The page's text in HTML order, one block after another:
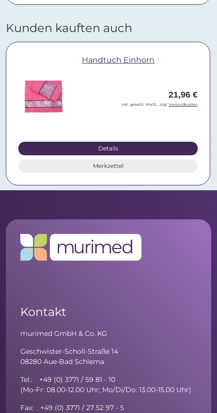
Kunden kauften auch
Handtuch Einhorn
21,96 €
inkl. gesetzl. MwSt., zzgl. Versandkosten
Details
Merkzettel
Kontakt
murimed GmbH & Co. KG
Geschwister-Scholl-Straße 14
08280 Aue-Bad Schlema
Tel.: +49 (0) 3771 / 59 81 - 10
(Mo-Fr: 08.00-12.00 Uhr; Mo/Di/Do: 13.00-15.00 Uhr)
Fax: +49 (0) 3771 / 27 52 97 - 5